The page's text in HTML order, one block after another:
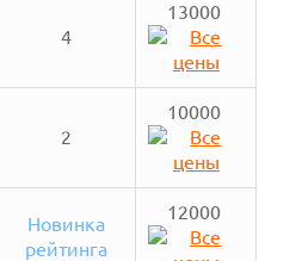
4
13000
2
10000
Новинка
рейтинга
12000